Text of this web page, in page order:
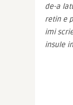
de-a
retin e
imi
insule